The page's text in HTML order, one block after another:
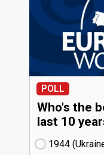
POLL
Who's the
last 10
1944